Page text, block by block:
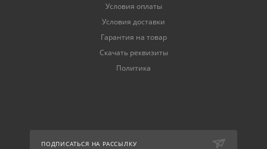
Условия оплаты
Условия доставки
Гарантия на товар
Скачать реквизиты
Политика
ПОДПИСАТЬСЯ НА РАССЫЛКУ